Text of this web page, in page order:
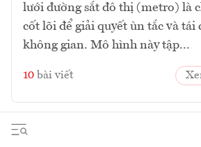
lưới đường sắt đô thị (metro) là
cốt lõi để giải quyết ùn tắc và tái
không gian. Mô hình này tập...
10 bài viết